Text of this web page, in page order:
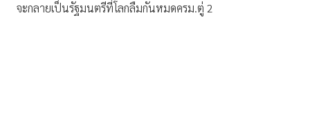
จะกลายเป็นรัฐมนตรีที่โลกลืมกันหมดครม.ตู่ 2